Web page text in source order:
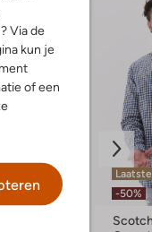
Via de
kun je
of een
-50%